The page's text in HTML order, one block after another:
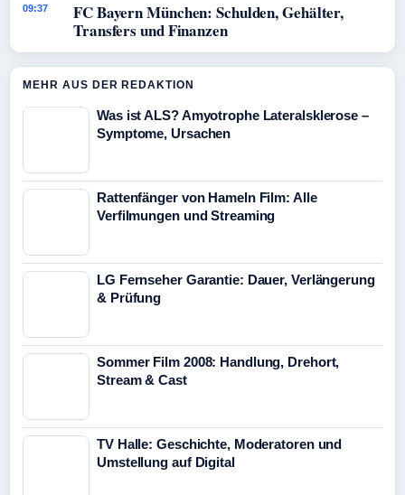
09:37
FC Bayern München: Schulden, Gehälter,
Transfers und Finanzen
MEHR AUS DER REDAKTION
Was ist ALS? Amyotrophe Lateralsklerose –
Symptome, Ursachen
Rattenfänger von Hameln Film: Alle
Verfilmungen und Streaming
LG Fernseher Garantie: Dauer, Verlängerung
& Prüfung
Sommer Film 2008: Handlung, Drehort,
Stream & Cast
TV Halle: Geschichte, Moderatoren und
Umstellung auf Digital